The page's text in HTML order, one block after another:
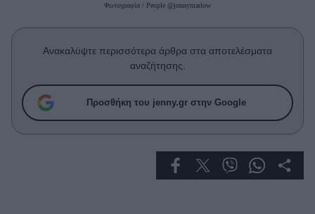
Who
True Stories
Success Stories
Ζώδια
Φωτογραφία / People @jonnymarlow
Ανακαλύψτε περισσότερα άρθρα στα αποτελέσματα
αναζήτησης.
Προσθήκη του jenny.gr στην Google